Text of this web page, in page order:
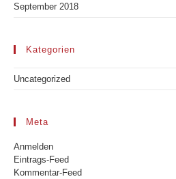
September 2018
Kategorien
Uncategorized
Meta
Anmelden
Eintrags-Feed
Kommentar-Feed